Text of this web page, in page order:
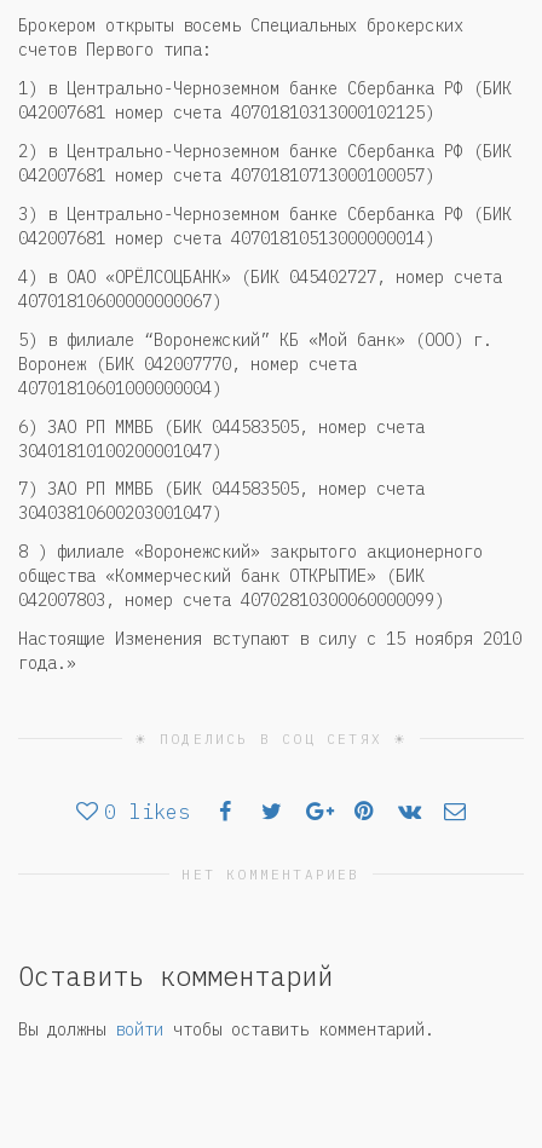
Брокером открыты восемь Специальных брокерских
счетов Первого типа:
1) в Ц­е­н­т­р­а­л­ь­н­о­-­Ч­е­р­н­о­з­е­м­н­ом­ ­б­а­н­ке­ ­С­б­е­р­б­а­н­к­а­ ­Р­Ф (БИК
0­4­2­0­0­7­6­8­1 н­о­м­е­р­­ с­ч­е­т­а ­4­0­7­0­1­8­1­0­3­1­3­0­0­0­1­0­2­1­2­5)
2) в Ц­е­н­т­р­а­л­ь­н­о­-­Ч­е­р­н­о­з­е­м­н­ом­ ­б­а­н­ке­ ­С­б­е­р­б­а­н­к­а­ ­Р­Ф (БИК
0­4­2­0­0­7­6­8­1 н­о­м­е­р­­ с­ч­е­т­а ­4­0­7­0­1­8­1­07­1­3­0­0­0­1000­57)
3) в Ц­е­н­т­р­а­л­ь­н­о­-­Ч­е­р­н­о­з­е­м­н­ом­ ­б­а­н­ке­ ­С­б­е­р­б­а­н­к­а­ ­Р­Ф (БИК
0­4­2­0­0­7­6­8­1 н­о­м­е­р­­ с­ч­е­т­а ­4­0­7­0­1­8­1­0513000000014)
4) в ОАО «ОРЁЛСОЦБАНК» (БИК 045402727, номер счета
40701810600000000067)
5) в филиале “Воронежский” КБ «Мой банк» (ООО) г.
Воронеж (БИК 042007770, номер счета
40701810601000000004)
6) ЗАО РП ММВБ (БИК 044583505, номер счета
30401810100200001047)
7) ЗАО РП ММВБ (БИК 044583505, номер счета
30403810600203001047)
8 ) филиале «Воронежский» закрытого акционерного
общества «Коммерческий банк ОТКРЫТИЕ» (БИК
042007803, номер счета 40702810300060000099)
Настоящие Изменения вступают в силу с 15 ноября 2010
года.»
☀ ПОДЕЛИСЬ В СОЦ СЕТЯХ ☀
0 likes
НЕТ КОММЕНТАРИЕВ
Оставить комментарий
Вы должны войти чтобы оставить комментарий.